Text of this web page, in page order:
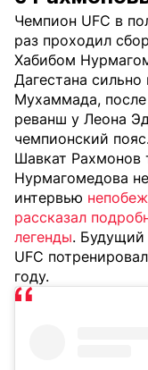
Чемпион UFC в
раз проходил
Хабибом
Дагестана
Мухаммада, после
реванш у Леона
чемпионский
Шавкат Рахмонов
Нурмагомедова
интервью
рассказал
легенды. Будущий
UFC
году.